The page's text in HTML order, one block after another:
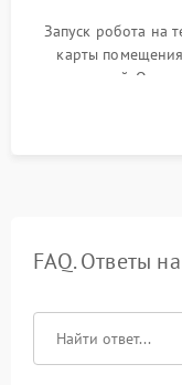
Запуск робота на
карты
препятствий.
Тестирование
FAQ. Ответы